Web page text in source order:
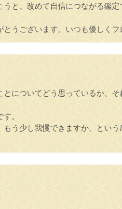
と、改めて自信につながる鑑定
うございます。いつも優しくフ
についてどう思っているか、
。
う少し我慢できますか、という